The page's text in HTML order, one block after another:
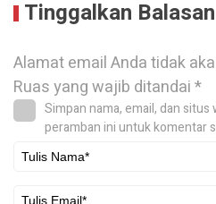
Tinggalkan Balasan
Alamat email Anda tidak
Ruas yang wajib ditandai*
Simpan nama, email, dan situs
peramban ini untuk komentar